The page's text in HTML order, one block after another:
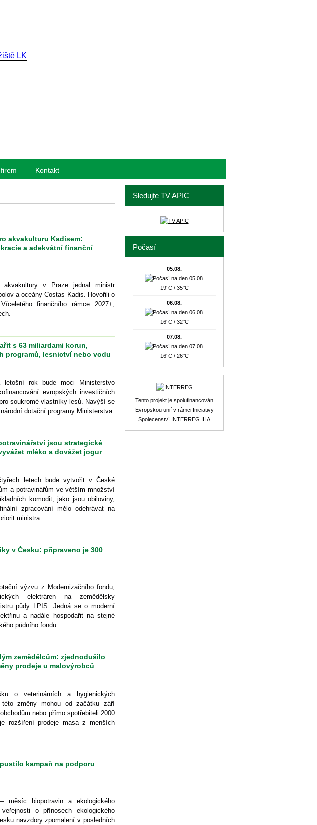
Kontakt
akvakulturu Kadisem:
a adekvátní finanční
akvakultury v Praze jednal ministr
a oceány Costas Kadis. Hovořili o
finančního rámce 2027+,
s 63 miliardami korun,
programů, lesnictví nebo vodu
letošní rok bude moci Ministerstvo
evropských investičních
soukromé vlastníky lesů. Navýší se
dotační programy Ministerstva.
jsou strategické
mléko a dovážet jogur
letech bude vytvořit v České
a potravinářům ve větším množství
komodit, jako jsou obiloviny,
zpracování mělo odehrávat na
ministra…
v Česku: připraveno je 300
výzvu z Modernizačního fondu,
elektráren na zemědělsky
půdy LPIS. Jedná se o moderní
a nadále hospodařit na stejné
půdního fondu.
zemědělcům: zjednodušilo
prodeje u malovýrobců
o veterinárních a hygienických
změny mohou od začátku září
nebo přímo spotřebiteli 2000
rozšíření prodeje masa z menších
kampaň na podporu
biopotravin a ekologického
o přínosech ekologického
navzdory zpomalení v posledních
Sledujte TV APIC
Počasí
05.08.
19°C / 35°C
06.08.
16°C / 32°C
07.08.
16°C / 26°C
Tento projekt je spolufinancován
Evropskou unií v rámci Iniciativy
Spolecenství INTERREG III A